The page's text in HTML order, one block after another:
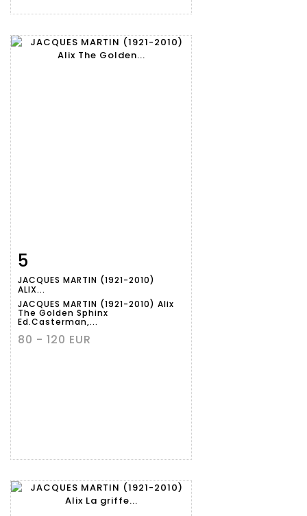
5
JACQUES MARTIN (1921-2010)
ALIX...
JACQUES MARTIN (1921-2010) Alix
The Golden Sphinx
Ed.Casterman,...
80 - 120 EUR